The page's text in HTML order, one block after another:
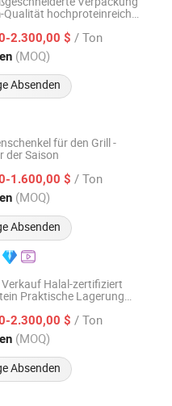
Qualität hochproteinreich
Hautlose Hähnchenschenkel
2.300,00 $ / Ton
(MOQ)
Absenden
Co., Ltd.
für den Grill -
der Saison
1.600,00 $ / Ton
(MOQ)
Absenden
Co, Ltd.
2025
Verkauf Halal-zertifiziert
Praktische Lagerung
Hähnchenschenkel
2.300,00 $ / Ton
(MOQ)
Absenden
Co., Ltd.